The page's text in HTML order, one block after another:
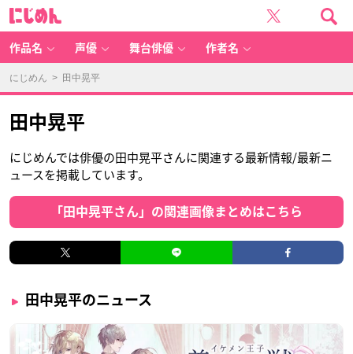
作品名 声優 舞台俳優 作者名
にじめん > 田中晃平
田中晃平
にじめんでは俳優の田中晃平さんに関連する最新情報/最新ニ
ュースを掲載しています。
「田中晃平さん」の関連画像まとめはこちら
田中晃平のニュース